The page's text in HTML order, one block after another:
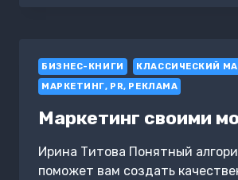
ОРИГИНАЛА
–
ФИЛИП
КОТЛЕР
БИЗНЕС-КНИГИ
КЛАССИЧЕСКИЙ
МАРКЕТИНГ, PR, РЕКЛАМА
Маркетинг своими
Ирина Титова Понятный
поможет вам создать